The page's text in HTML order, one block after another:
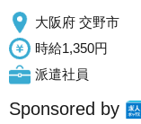
大阪府 交野市
時給1,350円
派遣社員
Sponsored by